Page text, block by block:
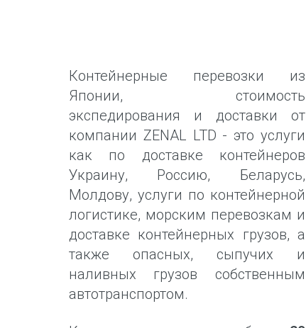
Контейнерные перевозки из
Японии, стоимость
экспедирования и доставки от
компании ZENAL LTD - это услуги
как по доставке контейнеров
Украину, Россию, Беларусь,
Молдову, услуги по контейнерной
логистике, морским перевозкам и
доставке контейнерных грузов, а
также опасных, сыпучих и
наливных грузов собственным
автотранспортом.